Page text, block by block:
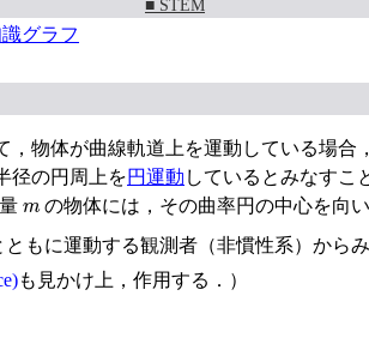
■ STEM
グラフ
，物体が曲線軌道上を運動している場合
径の円周上を円運動 しているとみなすこ
の物体には，その曲率円の中心を向
もに運動する観測者（非慣性系）から
も見かけ上，作用する．）